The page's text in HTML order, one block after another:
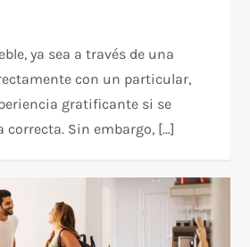
ya sea a través de una
con un particular,
gratificante si se
correcta. Sin embargo, […]